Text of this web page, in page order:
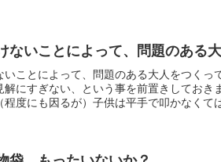
ないことによって、問題のある
いことによって、問題のある大人をつくっ
解にすぎない、という事を前置きしてお
程度にも因るが）子供は平手で叩かなくて